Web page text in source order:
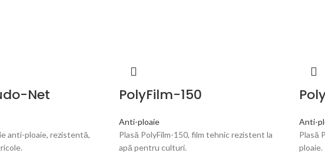
Net
anti-ploaie, rezistentă,
PolyFilm-150
Anti-ploaie
Plasă PolyFilm-150, film tehnic rezistent la
apă pentru culturi.
Anti-
Plasă
ploaie.